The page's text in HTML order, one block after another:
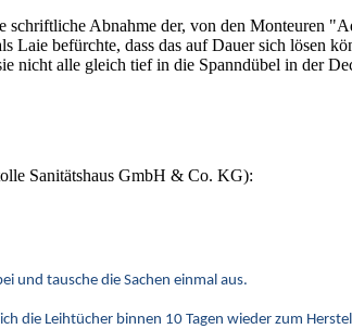
schriftliche Abnahme der, von den Monteuren
Laie befürchte, dass das auf Dauer sich lösen
nicht alle gleich tief in die Spanndübel in der
Sanitätshaus GmbH & Co. KG):
und tausche die Sachen einmal aus.
die Leihtücher binnen 10 Tagen wieder zum